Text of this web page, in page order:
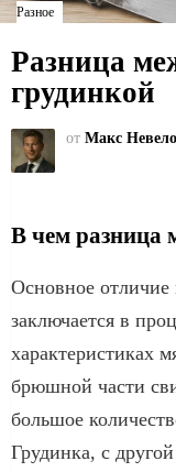
Разное
Разница
грудинкой
от Макс
В чем разница
Основное
заключается в
характеристиках
брюшной части
большое
Грудинка, с